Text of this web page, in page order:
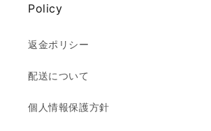
Policy
返金ポリシー
配送について
個人情報保護方針